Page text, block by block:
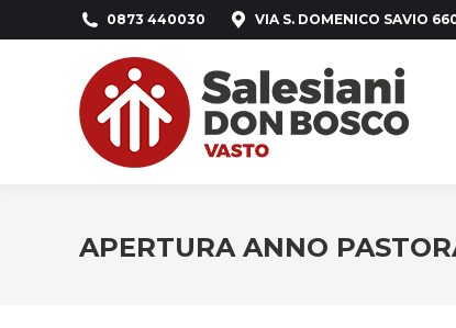
0873 440030 VIA S. DOMENICO SAVIO
APERTURA ANNO